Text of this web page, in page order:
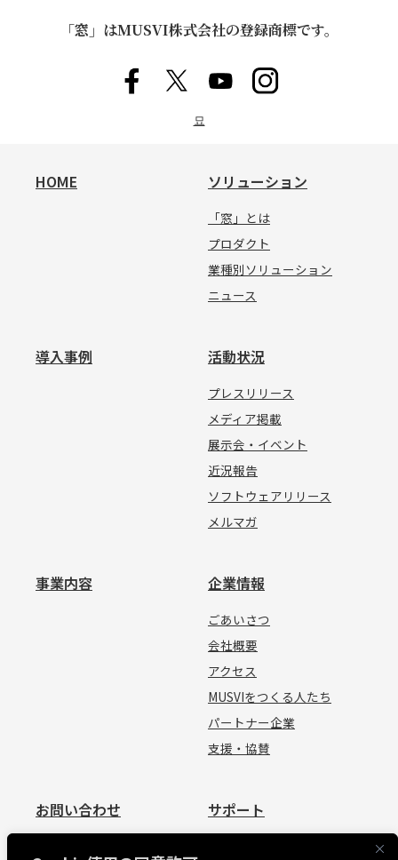
「窓」はMUSVI株式会社の登録商標です。
묘
HOME ソリューション
「窓」とは
プロダクト
業種別ソリューション
ニュース
導入事例 活動状況
プレスリリース
メディア掲載
展示会・イベント
近況報告
ソフトウェアリリース
メルマガ
事業内容 企業情報
ごあいさつ
会社概要
アクセス
MUSVIをつくる人たち
パートナー企業
支援・協賛
お問い合わせ サポート